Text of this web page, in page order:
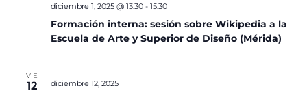
Formación interna: sesión sobre Wikipedia a la
Escuela de Arte y Superior de Diseño (Mérida)
diciembre 1, 2025 @ 13:30- 15:30
VIE
12 diciembre 12, 2025